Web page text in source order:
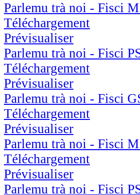
Parlemu trà noi - Fisci
Téléchargement
Prévisualiser
Parlemu trà noi - Fisci
Téléchargement
Prévisualiser
Parlemu trà noi - Fisci
Téléchargement
Prévisualiser
Parlemu trà noi - Fisci
Téléchargement
Prévisualiser
Parlemu trà noi - Fisci